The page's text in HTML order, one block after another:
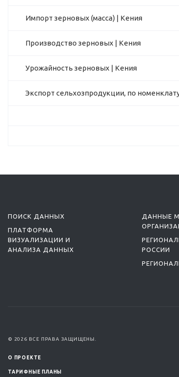
Импорт зерновых (масса) | Кения
Производство зерновых | Кения
Урожайность зерновых | Кения
Экспорт сельхозпродукции, по
ПОИСК ДАННЫХ
ПЛАТФОРМА
ВИЗУАЛИЗАЦИИ И
АНАЛИЗА ДАННЫХ
ДАННЫЕ
РОССИИ
© 2026 ВСЕ ПРАВА ЗАЩИЩЕНЫ.
О ПРОЕКТЕ
ТАРИФНЫЕ ПЛАНЫ